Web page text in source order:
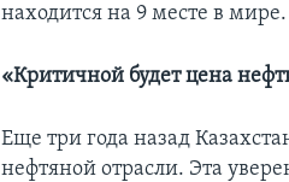
находится на 9 месте в мире.
«Критичной будет цена
Еще три года назад
нефтяной отрасли. Эта